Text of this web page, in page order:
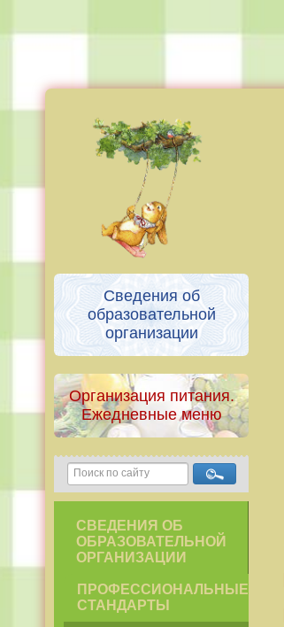
Сведения об
образовательной
организации
Организация питания.
Ежедневные меню
СВЕДЕНИЯ ОБ
ОБРАЗОВАТЕЛЬНОЙ
ОРГАНИЗАЦИИ
ПРОФЕССИОНАЛЬНЫЕ
СТАНДАРТЫ